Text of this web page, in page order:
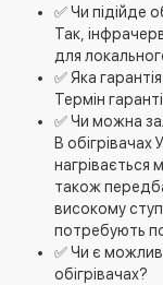
✅ Чи підійде
Так,
для
✅ Яка
Термін
✅ Чи можна
В обігрівачах
також
високому
потребують
✅ Чи є
обігрівачах?